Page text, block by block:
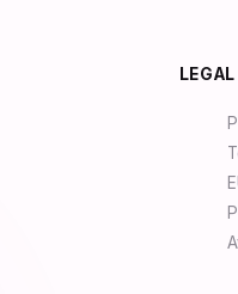
LEGAL
inteligente do
mensagem ou